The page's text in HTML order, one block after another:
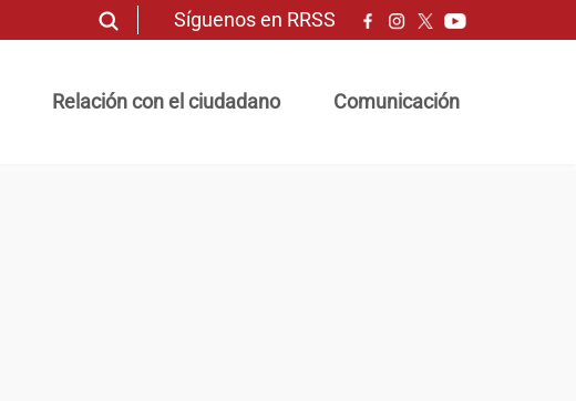
Síguenos en RRSS
Relación con el ciudadano Comunicación